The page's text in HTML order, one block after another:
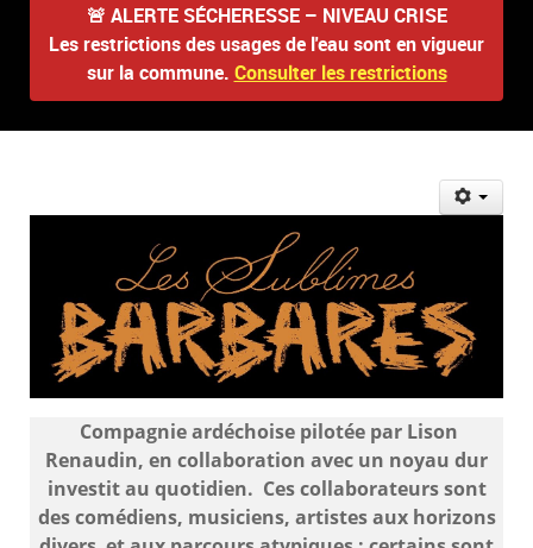
🚨 ALERTE SÉCHERESSE – NIVEAU CRISE
Les restrictions des usages de l'eau sont en vigueur
sur la commune. Consulter les restrictions
Compagnie ardéchoise pilotée par Lison
Renaudin, en collaboration avec un noyau dur
investit au quotidien. Ces collaborateurs sont
des comédiens, musiciens, artistes aux horizons